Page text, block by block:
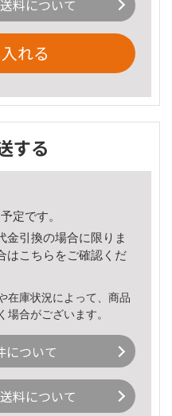
料について
れる
する
定です。
金引換の場合に限りま
はこちら をご確認くだ
在庫状況によって、商品
場合がございます。
について
料について